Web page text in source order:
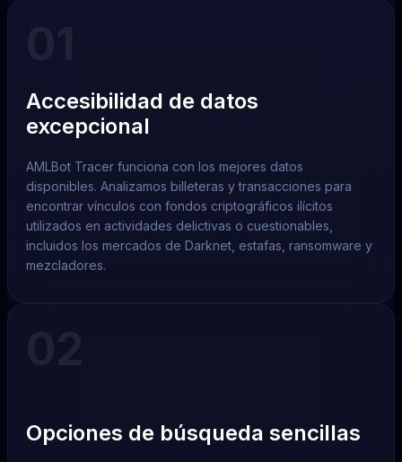
Accesibilidad de datos
excepcional
AMLBot Tracer funciona con los mejores datos
disponibles. Analizamos billeteras y transacciones para
encontrar vínculos con fondos criptográficos ilícitos
utilizados en actividades delictivas o cuestionables,
incluidos los mercados de Darknet, estafas, ransomware y
mezcladores.
Opciones de búsqueda sencillas